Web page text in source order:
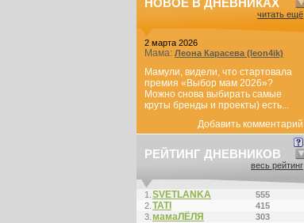
НОВОЕ В ДНЕВНИКАХ
читать ещё
2 марта 2026
Мама: Леона Карасева (leon4ik)
Мамули, видели, что стартовала
премия «Выбор мам 2026»?
Можно снова выбирать самые
круты бренды и проекты) есть...
Добавить комментарий
РЕЙТИНГ ДНЕВНИКОВ
весь рейтинг
1. SVETLANKA
555
2. ТАТI
415
3. мамаЛЁЛЯ 303